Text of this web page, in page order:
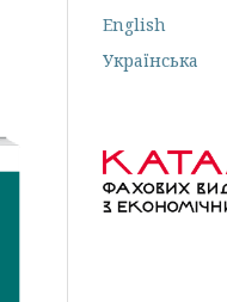
English
Українська